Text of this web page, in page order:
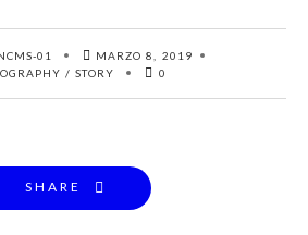
01
MARZO 8, 2019
/STORY 0
SHARE